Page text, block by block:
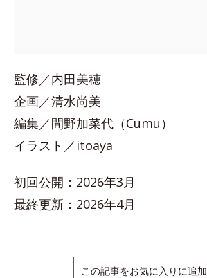
監修／内田美穂
企画／清水尚美
編集／間野加菜代（Cumu）
イラスト／itoaya
初回公開：2026年3月
最終更新：2026年4月
この記事をお気に入りに追加